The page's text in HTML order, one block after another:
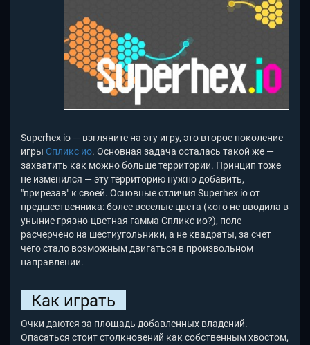
Superhex io — взгляните на эту игру, это второе поколение
игры Спликс ио. Основная задача осталась такой же —
захватить как можно больше территории. Принцип тоже
не изменился —эту территорию нужно добавить,
"прирезав" к своей. Основные отличия Superhex ioот
предшественника: более веселые цвета (кого не вводила в
уныние грязно-цветная гамма Спликс ио?), поле
расчерчено на шестиугольники, а не квадраты, за счет
чего стало возможным двигаться в произвольном
направлении.
Как играть
Очки даются за площадь добавленных владений.
Опасаться стоит столкновений как собственным хвостом,